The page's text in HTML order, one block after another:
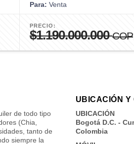
Para: Venta
PRECIO:
$1.190.000.000COP
de todo tipo
(Chia,
tanto de
siempre la
UBICACIÓN Y
UBICACIÓN
Bogotá D.C. -
Colombia